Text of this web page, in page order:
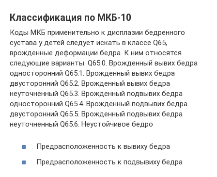
Классификация по МКБ-10
Коды МКБ применительно к дисплазии бедренного
сустава у детей следует искать в классе Q65,
врожденные деформации бедра. К ним относятся
следующие варианты: Q65.0. Врожденный вывих бедра
односторонний Q65.1. Врожденный вывих бедра
двусторонний Q65.2. Врожденный вывих бедра
неуточненный Q65.3. Врожденный подвывих бедра
односторонний Q65.4. Врожденный подвывих бедра
двусторонний Q65.5. Врожденный подвывих бедра
неуточненный Q65.6. Неустойчивое бедро
Предрасположенность к вывиху бедра
Предрасположенность к подвывиху бедра